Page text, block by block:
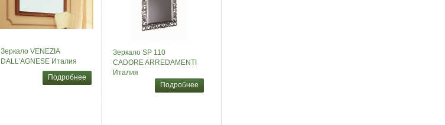
Зеркало VENEZIA
DALL’AGNESE Италия
Подробнее
Зеркало SP 110
CADORE ARREDAMENTI
Италия
Подробнее